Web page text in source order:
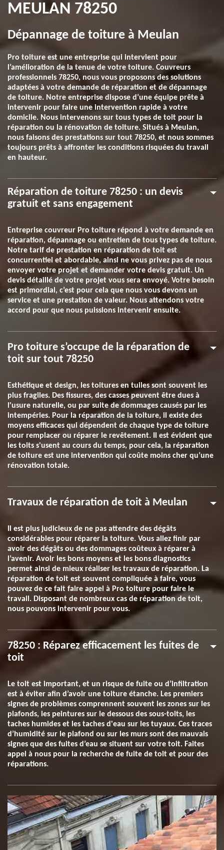
MEULAN 78250
Dépannage de toiture à Meulan
Pro toiture est une entreprise qui intervient pour
l’amélioration de la tenue de votre toiture. Couvreurs
professionnels 78250, nous vous proposons des solutions
adaptées à votre demande de réparation et de dépannage
de toiture. Notre entreprise dispose d’une équipe prête à
intervenir pour faire une intervention rapide à votre
domicile. Nous intervenons sur tous types de toit pour la
réparation ou la rénovation de toiture. Situés à Meulan,
nous faisons des prestations sur tout 78250, et nous sommes
toujours prêts à affronter les conditions risquées du travail
en hauteur.
Réparation de toiture 78250 : un devis
gratuit et sans engagement
Entreprise couvreur Pro toiture répond à votre demande en
réparation, dépannage ou entretien de tous types de toiture.
Notre tarif de prestation en réparation de toit est
concurrentiel et abordable, ainsi ne vous privez pas de nous
envoyer votre projet et demander votre devis gratuit. Un
devis détaillé de votre projet vous sera envoyé. Votre besoin
est primordial, c’est pour cela que nous vous devons un
service et une prestation de valeur. Nous attendons votre
accord pour que nous puissions intervenir ensuite.
Pro toiture s’occupe de la réparation de
toit sur tout 78250
Esthétique et design, les toitures en tuiles sont souvent les
plus fragiles. Des fissures, des casses peuvent être dues à
l'usure naturelle, ou par suite de dommages causés par les
intempéries. Pour la réparation de la toiture, il existe des
moyens efficaces qui dépendent de chaque type de toiture
pour remplacer ou réparer le revêtement. Il est évident que
les toits s'usent au cours du temps, pour cela, la réparation
de toiture est une intervention qui coûte moins cher qu’une
rénovation totale.
Travaux de réparation de toit à Meulan
Il est plus judicieux de ne pas attendre des dégâts
considérables pour réparer la toiture. Vous allez finir par
avoir des dégâts ou des dommages coûteux à réparer à
l’avenir. Avoir les bons moyens et les bons diagnostics
permet ainsi de mieux réaliser les travaux de réparation. La
réparation de toit est souvent compliquée à faire, vous
pouvez de ce fait faire appel à Pro toiture pour faire le
travail. Disposant de nombreux cas de réparation de toit,
nous pouvons intervenir pour vous.
78250 : Réparez efficacement les fuites de
toit
Le toit est important, et un risque de fuite ou d’infiltration
est à éviter afin d’avoir une toiture étanche. Les premiers
signes de problèmes comprennent souvent les zones sur les
plafonds, les peintures sur le dessous des sous-toits, les
taches humides et les taches d'eau sur les tuyaux. Ces traces
d’humidité sur le plafond ou sur les murs sont des mauvais
signes que des fuites d’eau se situent sur votre toit. Faites
appel à nous pour la recherche de fuite de toit et pour des
réparations.